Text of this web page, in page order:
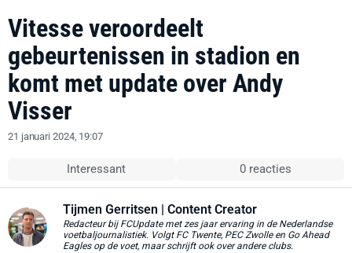
Vitesse veroordeelt
gebeurtenissen in stadion en
komt met update over Andy
Visser
21 januari 2024, 19:07
Interessant 0 reacties
Tijmen Gerritsen | Content Creator
Redacteur bij FCUpdate met zes jaar ervaring in de Nederlandse
voetbaljournalistiek. Volgt FC Twente, PEC Zwolle en Go Ahead
Eagles op de voet, maar schrijft ook over andere clubs.